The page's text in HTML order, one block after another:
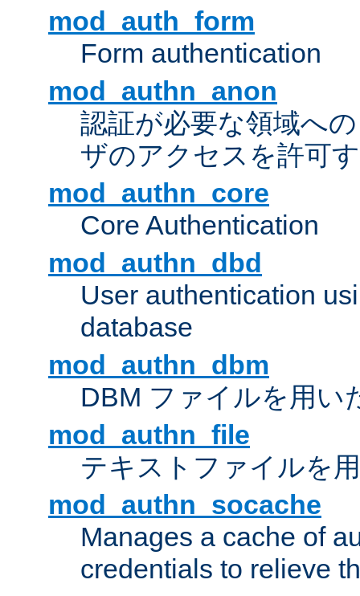
mod_auth_form
Form authentication
mod_authn_anon
認証が必要な領域へ
ザのアクセスを許可
mod_authn_core
Core Authentication
mod_authn_dbd
User authentication
database
mod_authn_dbm
DBM ファイルを用い
mod_authn_file
テキストファイルを
mod_authn_socache
Manages a cache of
credentials to relieve